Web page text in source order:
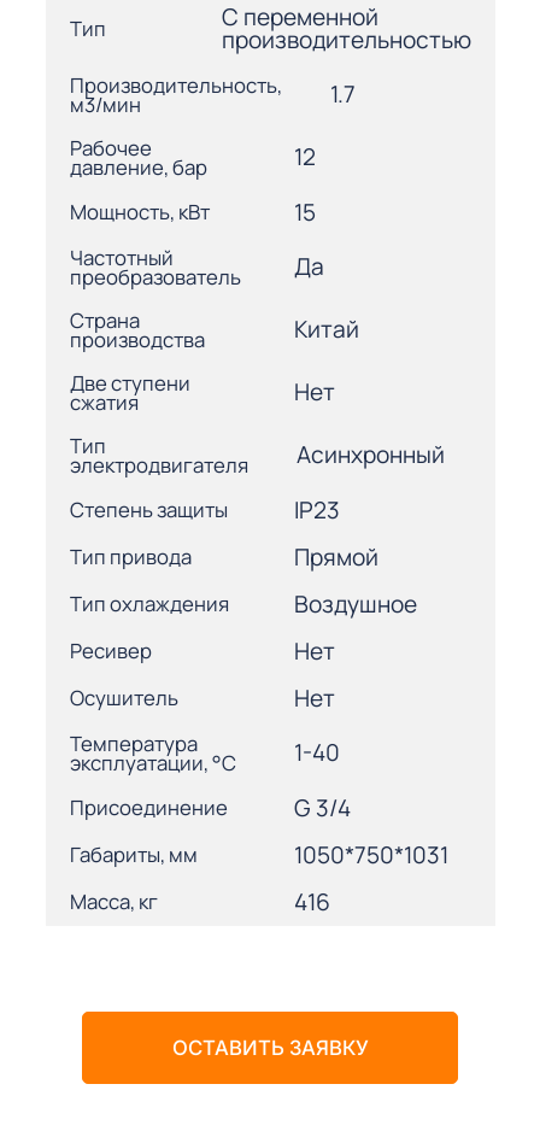
Тип С переменной
производительностью
Производительность,
м3/мин 1.7
Рабочее
давление, бар 12
Мощность, кВт 15
Частотный
преобразователь Да
Страна
производства Китай
Две ступени
сжатия Нет
Тип
электродвигателя Асинхронный
Степень защиты IP23
Тип привода Прямой
Тип охлаждения Воздушное
Ресивер Нет
Осушитель Нет
Температура
эксплуатации, °С 1-40
Присоединение G 3/4
Габариты, мм 1050*750*1031
Масса, кг 416
ОСТАВИТЬ ЗАЯВКУ